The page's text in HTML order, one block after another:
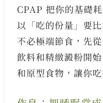
CPAP 把你的基礎
以「吃的份量」要
不必極端節食，先
飲料和精緻澱粉開
和原型食物，讓你